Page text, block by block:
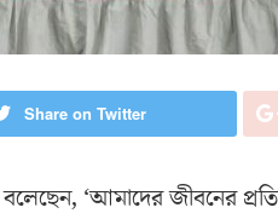
Share on Twitter
‘আমাদের জীবনের